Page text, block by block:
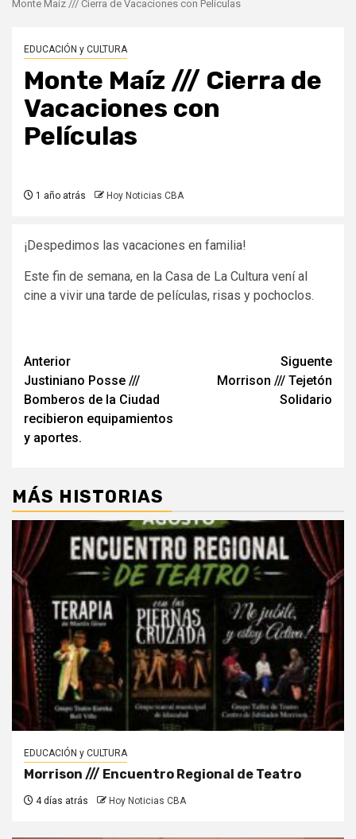
Monte Maíz /// Cierra de Vacaciones con Películas
EDUCACIÓN y CULTURA
Monte Maíz /// Cierra de
Vacaciones con
Películas
1 año atrás Hoy Noticias CBA
¡Despedimos las vacaciones en familia!
Este fin de semana, en la Casa de La Cultura vení al
cine a vivir una tarde de películas, risas y pochoclos.
Navegación
de
entradas
Anterior
Justiniano Posse ///
Bomberos de la Ciudad
recibieron equipamientos
y aportes.
Siguente
Morrison /// Tejetón
Solidario
MÁS HISTORIAS
EDUCACIÓN y CULTURA
Morrison /// Encuentro Regional de Teatro
4 días atrás Hoy Noticias CBA